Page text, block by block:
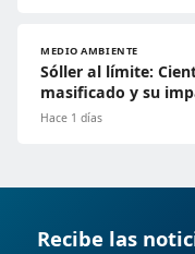
MEDIO AMBIENTE
Sóller al límite:
masificado y su
Hace 1 días
Recibe las